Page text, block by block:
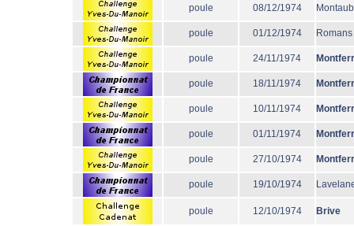
poule 08/12/1974
poule 01/12/1974 Romans
poule 24/11/1974
poule 18/11/1974
poule 10/11/1974
poule 01/11/1974
poule 27/10/1974
poule 19/10/1974
poule 12/10/1974 Brive